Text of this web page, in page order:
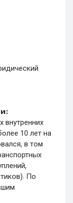
внутренних
10 лет на
в том
По